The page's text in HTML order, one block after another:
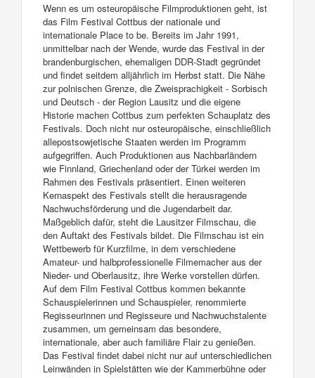
Wenn es um osteuropäische Filmproduktionen geht, ist
das Film Festival Cottbus der nationale und
internationale Place to be. Bereits im Jahr 1991,
unmittelbar nach der Wende, wurde das Festival in der
brandenburgischen, ehemaligen DDR-Stadt gegründet
und findet seitdem alljährlich im Herbst statt. Die Nähe
zur polnischen Grenze, die Zweisprachigkeit - Sorbisch
und Deutsch - der Region Lausitz und die eigene
Historie machen Cottbus zum perfekten Schauplatz des
Festivals. Doch nicht nur osteuropäische, einschließlich
allepostsowjetische Staaten werden im Programm
aufgegriffen. Auch Produktionen aus Nachbarländern
wie Finnland, Griechenland oder der Türkei werden im
Rahmen des Festivals präsentiert. Einen weiteren
Kernaspekt des Festivals stellt die herausragende
Nachwuchsförderung und die Jugendarbeit dar.
Maßgeblich dafür, steht die Lausitzer Filmschau, die
den Auftakt des Festivals bildet. Die Filmschau ist ein
Wettbewerb für Kurzfilme, in dem verschiedene
Amateur- und halbprofessionelle Filmemacher aus der
Nieder- und Oberlausitz, ihre Werke vorstellen dürfen.
Auf dem Film Festival Cottbus kommen bekannte
Schauspielerinnen und Schauspieler, renommierte
Regisseurinnen und Regisseure und Nachwuchstalente
zusammen, um gemeinsam das besondere,
internationale, aber auch familiäre Flair zu genießen.
Das Festival findet dabei nicht nur auf unterschiedlichen
Leinwänden in Spielstätten wie der Kammerbühne oder